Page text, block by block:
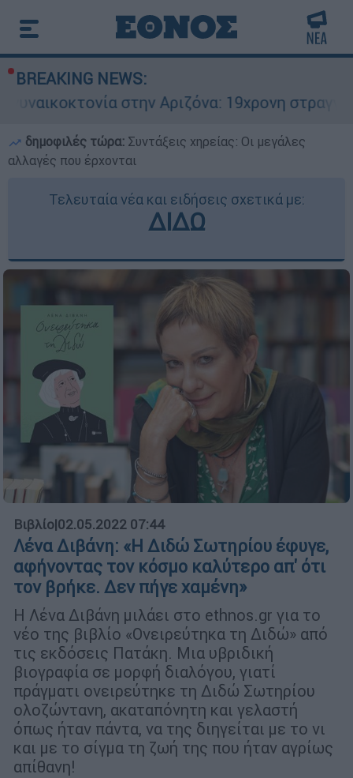
BREAKING NEWS:
στην Αριζόνα: 19χρονη στραγγαλίστηκε
δημοφιλές τώρα: Συντάξεις χηρείας: Οι μεγάλες
αλλαγές που έρχονται
Τελευταία νέα και ειδήσεις σχετικά με:
ΔΙΔΩ
Βιβλίο|02.05.2022 07:44
Λένα Διβάνη: «Η Διδώ Σωτηρίου έφυγε,
αφήνοντας τον κόσμο καλύτερο απ' ότι
τον βρήκε. Δεν πήγε χαμένη»
Η Λένα Διβάνη μιλάει στο ethnos.gr για το
νέο της βιβλίο «Ονειρεύτηκα τη Διδώ» από
τις εκδόσεις Πατάκη. Μια υβριδική
βιογραφία σε μορφή διαλόγου, γιατί
πράγματι ονειρεύτηκε τη Διδώ Σωτηρίου
ολοζώντανη, ακαταπόνητη και γελαστή
όπως ήταν πάντα, να της διηγείται με το νι
και με το σίγμα τη ζωή της που ήταν αγρίως
απίθανη!